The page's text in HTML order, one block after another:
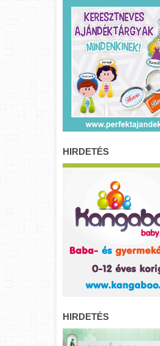
HIRDETÉS
HIRDETÉS